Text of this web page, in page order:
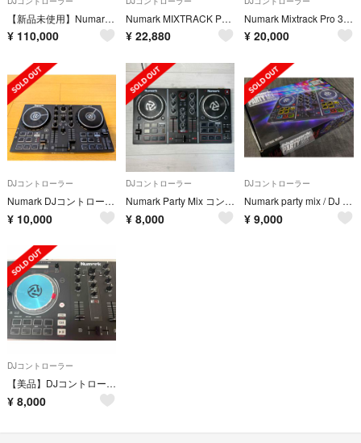
【新品未使用】Numark MIXSTREAM PRO GO DJコントローラー
¥ 110,000
Numark MIXTRACK PRO III DJコントローラー PRO 3
¥ 22,880
Numark Mixtrack Pro 3 DJコントローラー
¥ 20,000
DJコントローラー
Numark DJコントローラー Party Mix II
¥ 10,000
DJコントローラー
Numark Party Mix コンパクト 2デッキDJコントローラー
¥ 8,000
DJコントローラー
Numark party mix / DJ コントローラー
¥ 9,000
DJコントローラー
【美品】DJコントローラー NUMARK Pro 3
¥ 8,000